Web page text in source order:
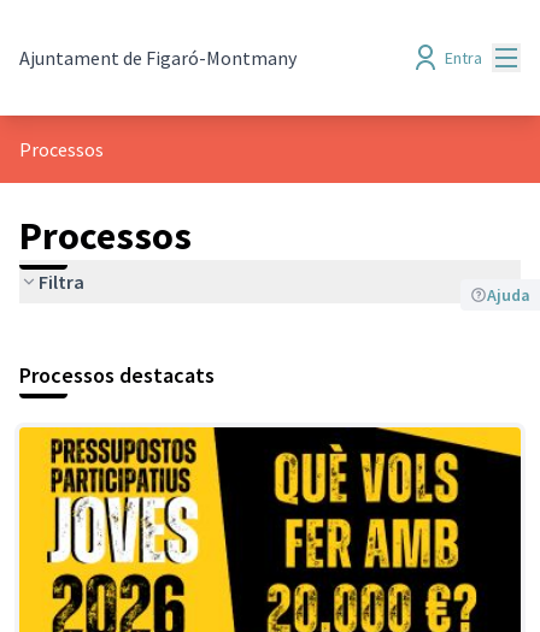
Ajuntament de Figaró-Montmany Entra
Processos
Processos
Filtra
Ajuda
Processos destacats